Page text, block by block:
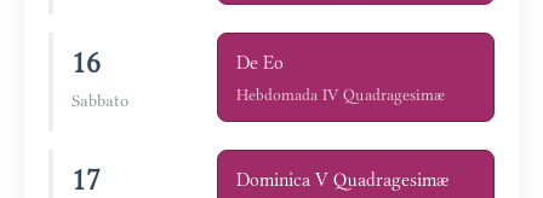
16
Sabbato
De Eo
Hebdomada IV Quadragesimæ
17 Dominica V Quadragesimæ